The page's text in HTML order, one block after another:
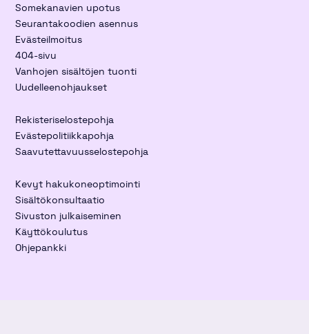
Somekanavien upotus
Seurantakoodien asennus
Evästeilmoitus
404-sivu
Vanhojen sisältöjen tuonti
Uudelleenohjaukset
Rekisteriselostepohja
Evästepolitiikkapohja
Saavutettavuusselostepohja
Kevyt hakukoneoptimointi
Sisältökonsultaatio
Sivuston julkaiseminen
Käyttökoulutus
Ohjepankki